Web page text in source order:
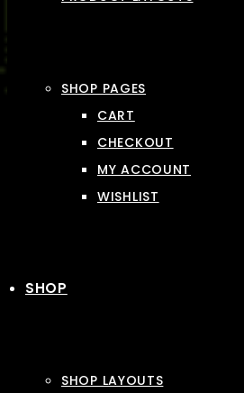
SHOP PAGES
CART
CHECKOUT
MY ACCOUNT
WISHLIST
SHOP
SHOP LAYOUTS